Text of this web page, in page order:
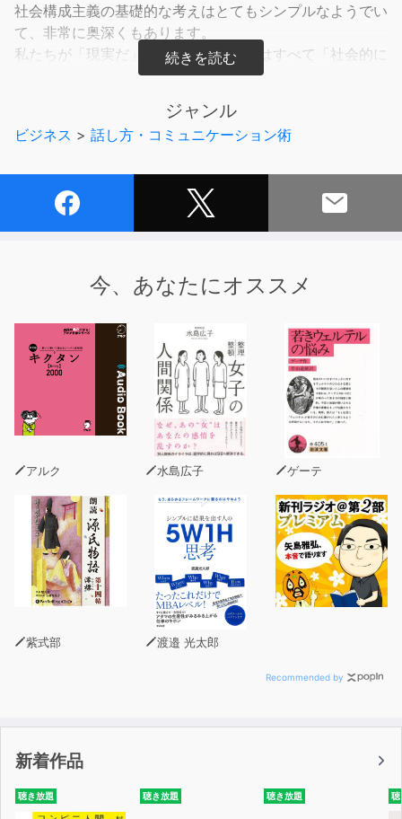
社会構成主義の基礎的な考えはとてもシンプルなようでい
て、非常に奥深くもあります。
私たちが「現実だ」と思っていることはすべて「社会的に
構成されたもの」です。
ち が、「そうだ」と「合意」して初めて、それは「リア
ルになる」のです。
「死が存在しないという意味ですか? この身体も太陽もこ
社会構成主義者は「何も存在しない」とか「現実などな
重要なポイントは、人が「何が現実か」を定めるとき、
常にそれは、あるひとつの文化の伝統から話しているのだ
ということです。
確かに何かは起こりました。けれど、それを描写するに
は、ある特定の文化の観点を通さざるをえないのです。
つまり、その文化特有の言語だとか、見方、話し方を通し
て語らざるをえないということです。
たとえば、「彼のお父さんが亡くなりました」ということ
を描写しようとすると、
普通は生物学的観点から語ることになります。
ここで私たちは「起こったこと」を「特定の身体機能の停
止」として「構成」しているのです
(けれども、医療専門家たちの間でもそれを死と確定する
ことには同意が成立しないかもしれません。
です」とか、
「彼は苦しみから解き放たれました」とか、「彼は、彼が
残した功績という遺産の中に生き続けます」とか、
ジャンル
ビジネス > 話し方・コミュニケーション術
今、あなたにオススメ
アルク 水島広子 ゲーテ
紫式部 渡邉 光太郎
Recommended by
新着作品
聴き放題 聴き放題 聴き放題 聴